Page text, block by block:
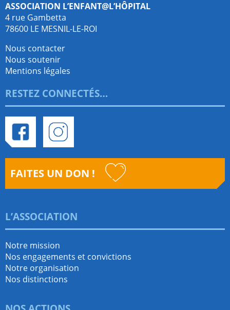
Association L’enfant@l’hôpital
4 rue Gambetta
78600 LE MESNIL-LE-ROI
Nous contacter
Nous soutenir
Mentions légales
RESTEZ CONNECTÉS…
Facebook
FAITES UN DON !
L’ASSOCIATION
Notre mission
Nos engagements et convictions
Notre organisation
Nos distinctions